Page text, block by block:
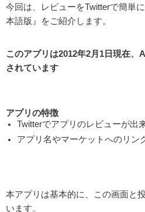
今回は、レビューをTwitterで簡単
本語版』をご紹介します。
このアプリは2012年2月1日現在
されています
アプリの特徴
Twitterでアプリのレビューが出
アプリ名やマーケットへのリン
本アプリは基本的に、この画面と
います。